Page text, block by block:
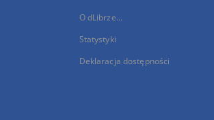
O dLibrze...
Statystyki
Deklaracja dostępności